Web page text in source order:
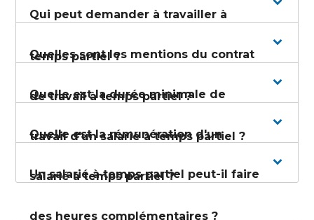
Qui peut demander à travailler à
temps partiel ?
Quelles sont les mentions du contrat
de travail à temps partiel ?
Quelle est la durée minimale de
travail d'un salarié à temps partiel ?
Quelle est la rémunération d'un
salarié à temps partiel ?
Un salarié à temps partiel peut-il faire
des heures complémentaires ?